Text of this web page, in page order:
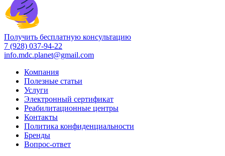
Получить бесплатную консультацию
7 (928) 037-94-22
info.mdc.planet@gmail.com
Компания
Полезные статьи
Услуги
Электронный сертификат
Реабилитационные центры
Контакты
Политика конфиденциальности
Бренды
Вопрос-ответ